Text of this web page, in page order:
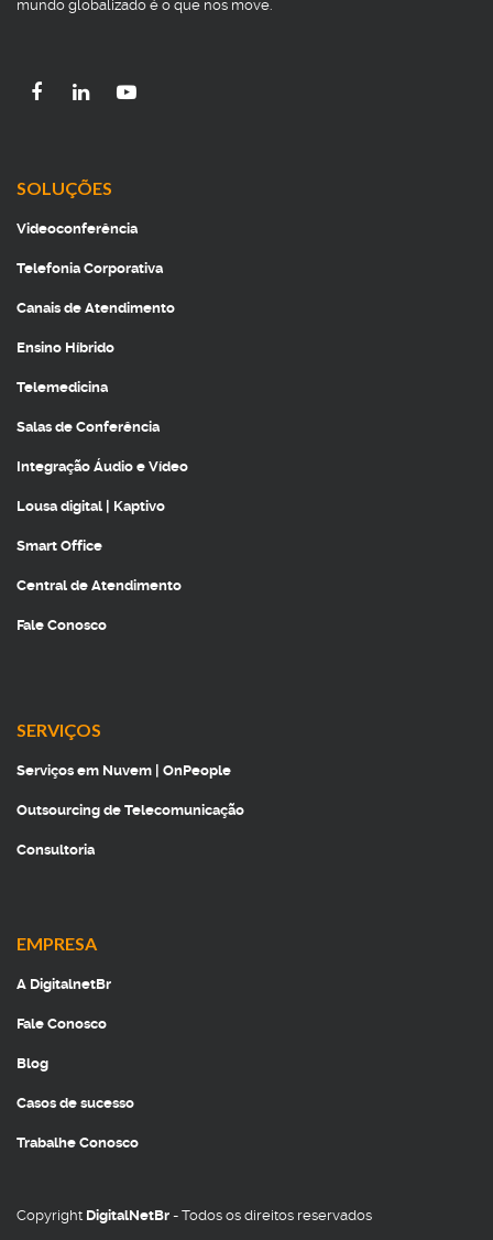
mundo globalizado é o que nos move.
SOLUÇÕES
Videoconferência
Telefonia Corporativa
Canais de Atendimento
Ensino Híbrido
Telemedicina
Salas de Conferência
Integração Áudio e Vídeo
Lousa digital | Kaptivo
Smart Office
Central de Atendimento
Fale Conosco
SERVIÇOS
Serviços em Nuvem | OnPeople
Outsourcing de Telecomunicação
Consultoria
EMPRESA
A DigitalnetBr
Fale Conosco
Blog
Casos de sucesso
Trabalhe Conosco
Copyright DigitalNetBr - Todos os direitos reservados